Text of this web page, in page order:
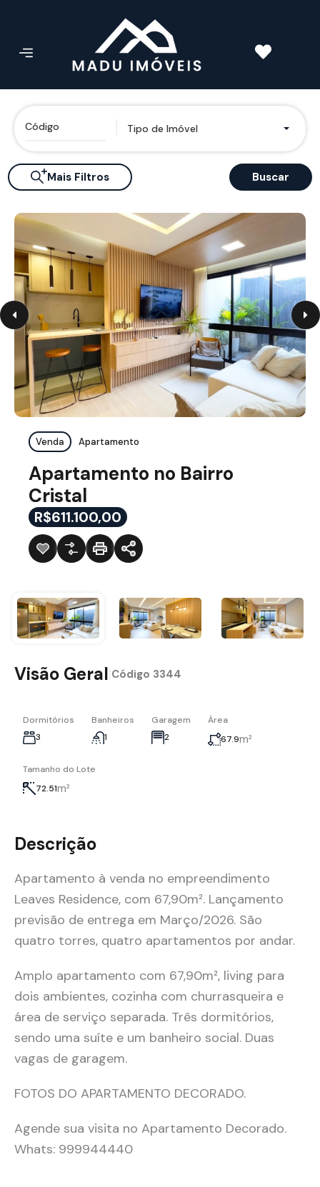
Tipo de Imóvel
Mais Filtros Buscar
Venda Apartamento
Apartamento no Bairro
Cristal
R$611.100,00
Visão Geral Código 3344
Dormitórios
3
Banheiros
1
Garagem
2
Área
67.9m²
Tamanho do Lote
72.51m²
Descrição
Apartamento à venda no empreendimento
Leaves Residence, com 67,90m². Lançamento
previsão de entrega em Março/2026. São
quatro torres, quatro apartamentos por andar.
Amplo apartamento com 67,90m², living para
dois ambientes, cozinha com churrasqueira e
área de serviço separada. Três dormitórios,
sendo uma suíte e um banheiro social. Duas
vagas de garagem.
FOTOS DO APARTAMENTO DECORADO.
Agende sua visita no Apartamento Decorado.
Whats: 999944440